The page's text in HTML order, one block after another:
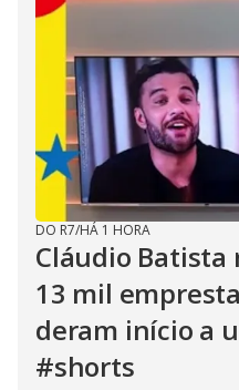
DO R7/HÁ 1 HORA
Cláudio Batista
13 mil
deram início a
#shorts